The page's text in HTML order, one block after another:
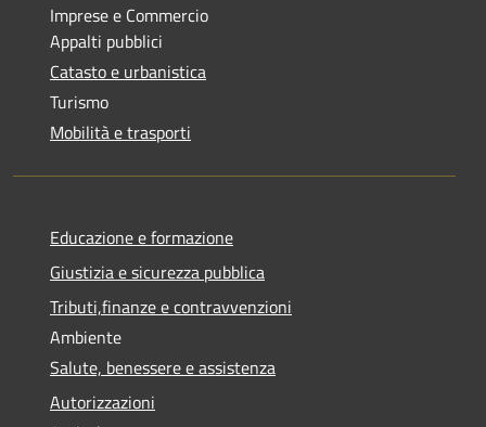
Imprese e Commercio
Appalti pubblici
Catasto e urbanistica
Turismo
Mobilità e trasporti
Educazione e formazione
Giustizia e sicurezza pubblica
Tributi,finanze e contravvenzioni
Ambiente
Salute, benessere e assistenza
Autorizzazioni